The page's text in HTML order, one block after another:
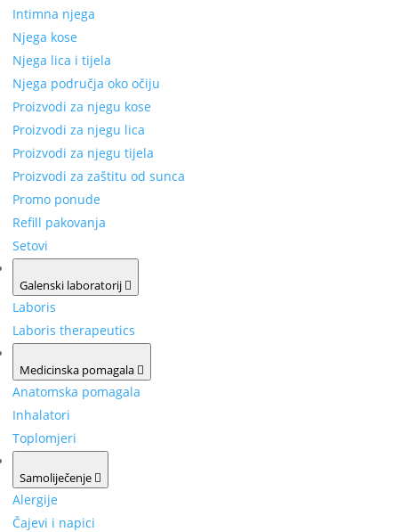
Intimna njega
Njega kose
Njega lica i tijela
Njega područja oko očiju
Proizvodi za njegu kose
Proizvodi za njegu lica
Proizvodi za njegu tijela
Proizvodi za zaštitu od sunca
Promo ponude
Refill pakovanja
Setovi
Galenski laboratorij
Laboris
Laboris therapeutics
Medicinska pomagala
Anatomska pomagala
Inhalatori
Toplomjeri
Samoliječenje
Alergije
Čajevi i napici